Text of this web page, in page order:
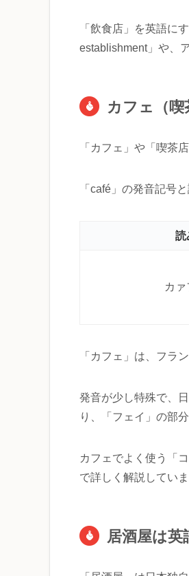
「飲食店」を英語に
establishment」や、
カフェ（喫
「カフェ」や「喫茶
「café」の発音記号
読
カァ
「カフェ」は、フラ
発音が少し特殊で、
り、「フェイ」の部
カフェでよく使う「
で詳しく解説してい
居酒屋は英